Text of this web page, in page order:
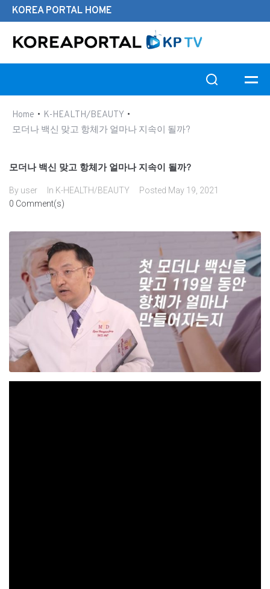
KOREA PORTAL HOME
Home • K-HEALTH/BEAUTY •
모더나 백신 맞고 항체가 얼마나 지속이 될까?
모더나 백신 맞고 항체가 얼마나 지속이 될까?
By user In K-HEALTH/BEAUTY Posted May 19, 2021
0 Comment(s)